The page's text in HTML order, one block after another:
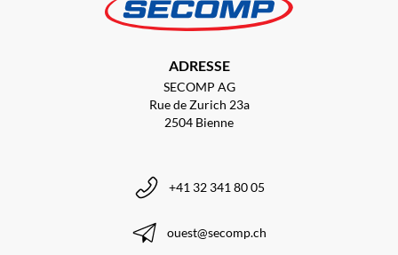
ADRESSE
SECOMP AG
Rue de Zurich 23a
2504 Bienne
+41 32 341 80 05
ouest@secomp.ch